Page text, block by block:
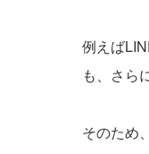
例えば
も、さら
そのため